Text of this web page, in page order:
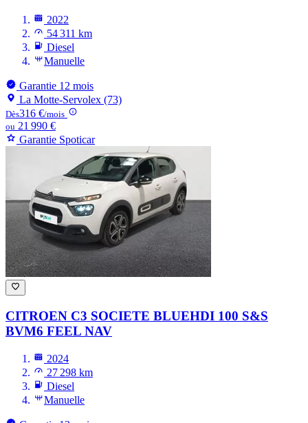
2022
54 311 km
Diesel
Manuelle
Garantie 12 mois
La Motte-Servolex (73)
Dès316 €/mois
ou 21 990 €
Garantie Spoticar
CITROEN C3 SOCIETE BLUEHDI 100 S&S
BVM6 FEEL NAV
2024
27 298 km
Diesel
Manuelle